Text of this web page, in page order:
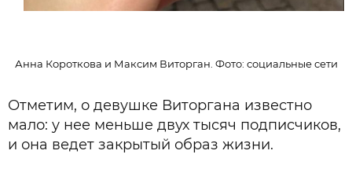
Анна Короткова и Максим Виторган. Фото: социальные сети
Отметим, о девушке Виторгана известно
мало: у нее меньше двух тысяч подписчиков,
и она ведет закрытый образ жизни.